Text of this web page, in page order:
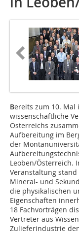
Bereits zum 10. Mal
wissenschaftliche
Österreichs
Aufbereitung im
der
Leoben/­Österreich.
Veranstaltung
Mineral- und
die physikalischen
Eigenschaften
18 Fachvorträgen
Vertreter aus
Zulieferindustrie